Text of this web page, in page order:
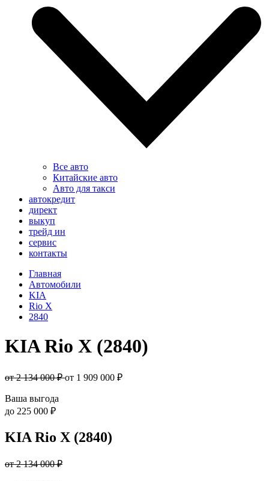
Все авто
Китайские авто
Авто для такси
автокредит
директ
выкуп
трейд ин
сервис
контакты
Главная
Автомобили
KIA
Rio X
2840
KIA Rio X (2840)
от 2 134 000 ₽от 1 909 000 ₽
Ваша выгода
до 225 000 ₽
KIA Rio X (2840)
от 2 134 000 ₽